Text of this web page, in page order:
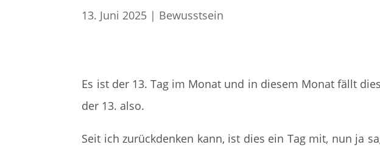
13. Juni 2025 | Bewusstsein
Es ist der 13. Tag im Monat und in diesem Monat fällt
der 13. also.
Seit ich zurückdenken kann, ist dies ein Tag mit, nun ja